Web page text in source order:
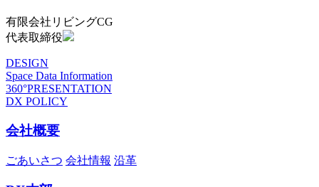
有限会社リビングCG
代表取締役
DESIGN
Space Data Information
360°PRESENTATION
DX POLICY
会社概要
ごあいさつ 会社情報 沿革